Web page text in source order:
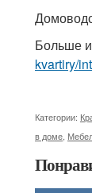
Больше
kvartiry/
Категории:
в доме